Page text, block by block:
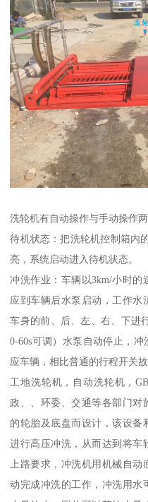
洗轮机有自动操作与手动操作
待机状态：把洗轮机控制箱内
亮，系统启动进入待机状态。
冲洗作业：车辆以3km/小时
应到车辆后水泵启动，工作水
车身的前、后、左、右、下进
0-60s可调）水泵自动停止，
应车辆，相比普通的行程开关故
工地洗轮机，自动洗轮机，
政、、环委、交通等各部门对
的轮胎及底盘而设计，该设备
进行高压冲洗，从而达到将车
上路要求，冲洗机用机械自
动完成冲洗的工作，冲洗用水